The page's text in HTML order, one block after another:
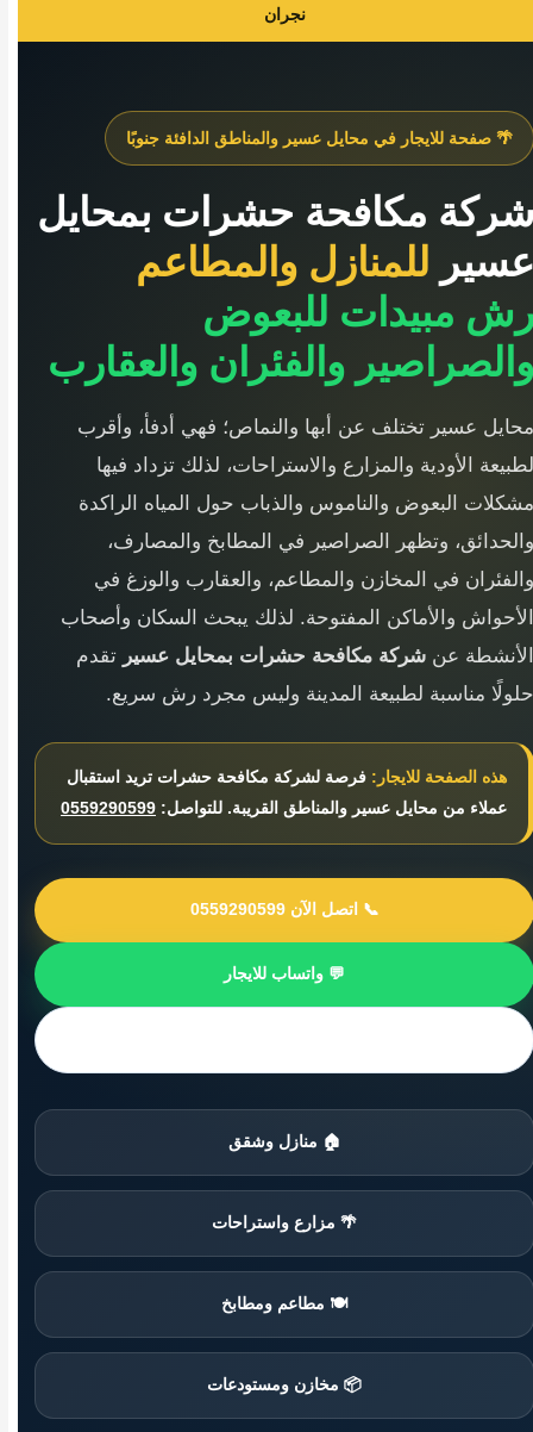
نجران
🌴 صفحة للايجار في محايل عسير والمناطق الدافئة جنوبًا
شركة مكافحة حشرات بمحايل
عسير للمنازل والمطاعم
رش مبيدات للبعوض
والصراصير والفئران والعقارب
محايل عسير تختلف عن أبها والنماص؛ فهي أدفأ، وأقرب
لطبيعة الأودية والمزارع والاستراحات، لذلك تزداد فيها
مشكلات البعوض والناموس والذباب حول المياه الراكدة
والحدائق، وتظهر الصراصير في المطابخ والمصارف،
والفئران في المخازن والمطاعم، والعقارب والوزغ في
الأحواش والأماكن المفتوحة. لذلك يبحث السكان وأصحاب
الأنشطة عن شركة مكافحة حشرات بمحايل عسير تقدم
حلولًا مناسبة لطبيعة المدينة وليس مجرد رش سريع.
هذه الصفحة للايجار: فرصة لشركة مكافحة حشرات تريد استقبال
عملاء من محايل عسير والمناطق القريبة. للتواصل: 0559290599
📞 اتصل الآن 0559290599
💬 واتساب للايجار
🏠 منازل وشقق
🌴 مزارع واستراحات
🍽️ مطاعم ومطابخ
📦 مخازن ومستودعات